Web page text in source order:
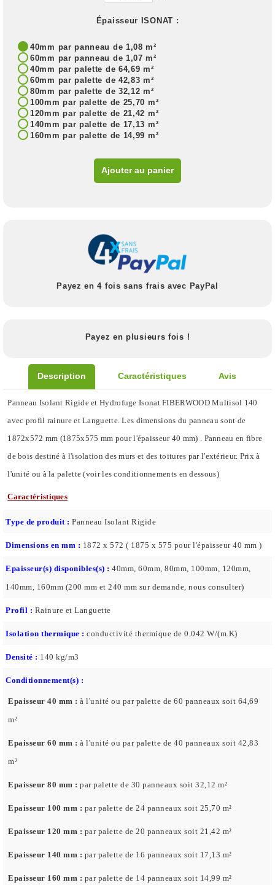
Épaisseur ISONAT :
40mm par panneau de 1,08 m²
60mm par panneau de 1,07 m²
40mm par palette de 64,69 m²
60mm par palette de 42,83 m²
80mm par palette de 32,12 m²
100mm par palette de 25,70 m²
120mm par palette de 21,42 m²
140mm par palette de 17,13 m²
160mm par palette de 14,99 m²
Ajouter au panier
Payez en 4 fois sans frais avec PayPal
Payez en plusieurs fois !
Description Caractéristiques Avis
Panneau Isolant Rigide et Hydrofuge Isonat FIBERWOOD Multisol 140
avec profil rainure et Languette. Les dimensions du panneau sont de
1872x572 mm (1875x575 mm pour l'épaisseur 40 mm) . Panneau en fibre
de bois destiné à l'isolation des murs et des toitures par l'extérieur. Prix à
l'unité ou à la palette (voir les conditionnements en dessous)
Caractéristiques
Type de produit : Panneau Isolant Rigide
Dimensions en mm : 1872 x 572 ( 1875 x 575 pour l'épaisseur 40 mm )
Epaisseur(s) disponibles(s) : 40mm, 60mm, 80mm, 100mm, 120mm,
140mm, 160mm (200 mm et 240 mm sur demande, nous consulter)
Profil : Rainure et Languette
Isolation thermique : conductivité thermique de 0.042 W/(m.K)
Densité : 140 kg/m3
Conditionnement(s) :
Epaisseur 40 mm : à l'unité ou par palette de 60 panneaux soit 64,69
m²
Epaisseur 60 mm : à l'unité ou par palette de 40 panneaux soit 42,83
m²
Epaisseur 80 mm : par palette de 30 panneaux soit 32,12 m²
Epaisseur 100 mm : par palette de 24 panneaux soit 25,70 m²
Epaisseur 120 mm : par palette de 20 panneaux soit 21,42 m²
Epaisseur 140 mm : par palette de 16 panneaux soit 17,13 m²
Epaisseur 160 mm : par palette de 14 panneaux soit 14,99 m²